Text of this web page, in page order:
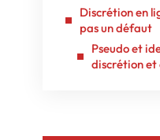
Discrétion en
pas un défaut
Pseudo et
discrétion